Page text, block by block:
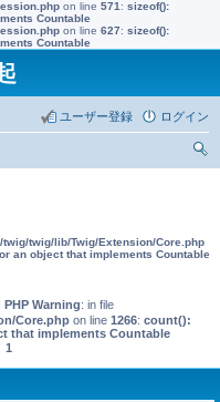
on line 571 : sizeof():
Countable
on line 627: sizeof():
Countable
ログイン
ユーザー登録
twig/twig/lib/Twig/Extension/Core.php
an object that implements Countable
Warning: in file
Core.phpon line 1266: count():
that implements Countable
1